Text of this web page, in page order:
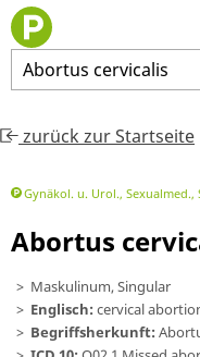
Abortus cervicalis
zurück zur Startseite
Gynäkol. u. Urol., Sexualmed.,
Abortus
Maskulinum, Singular
Englisch: cervical
Begriffsherkunft: